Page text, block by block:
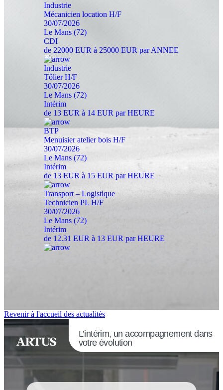
Industrie
Mécanicien location H/F
30/07/2026
Le Mans (72)
CDI
de 22000 EUR à 25000 EUR par ANNEE
Industrie
Tôlier H/F
30/07/2026
Le Mans (72)
Intérim
de 13 EUR à 14 EUR par HEURE
BTP
Menuisier atelier bois H/F
30/07/2026
Le Mans (72)
Intérim
de 13 EUR à 15 EUR par HEURE
Transport – Logistique
Technicien PL H/F
30/07/2026
Le Mans (72)
Intérim
de 12.31 EUR à 13 EUR par HEURE
Revenir à l'accueil des actualités
L’intérim, un accompagnement dans
votre évolution